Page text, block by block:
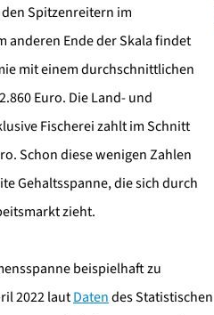
Spitzenreitern im
anderen Ende der Skala findet
mit einem durchschnittlichen
Euro. Die Land- und
Fischerei zahlt im Schnitt
Schon diese wenigen Zahlen
Gehaltsspanne, die sich durch
zieht.
beispielhaft zu
2022 lautDatendes Statistischen